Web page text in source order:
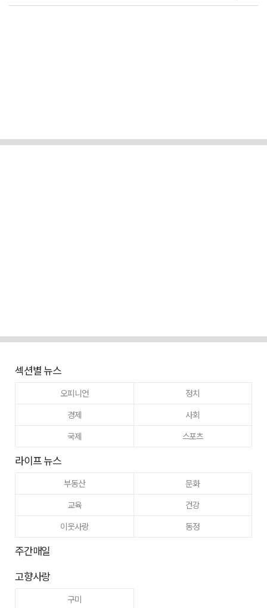
섹션별 뉴스
오피니언
정치
경제
사회
국제
스포츠
라이프 뉴스
부동산
문화
교육
건강
이웃사랑
동정
주간매일
고향사랑
구미